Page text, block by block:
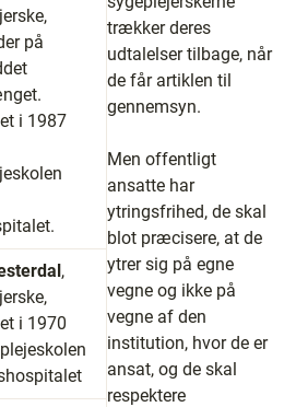
på
i 1987
,
i 1970
trækker deres
udtalelser tilbage, når
de får artiklen til
gennemsyn.
Men offentligt
ansatte har
ytringsfrihed, de skal
blot præcisere, at de
ytrer sig på egne
vegne og ikke på
vegne af den
institution, hvor de er
ansat, og de skal
respektere